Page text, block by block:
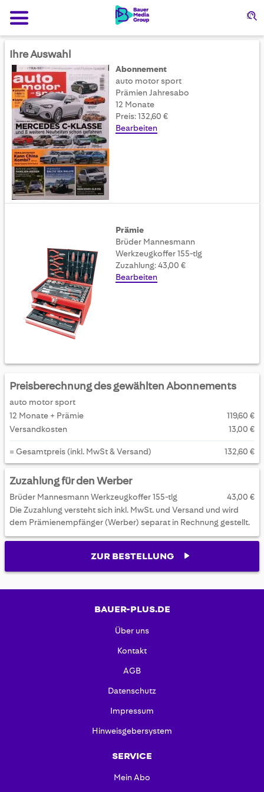
Ihre Auswahl
Abonnement
auto motor sport
Prämien Jahresabo
12 Monate
Preis: 132,60 €
Bearbeiten
Prämie
Brüder Mannesmann
Werkzeugkoffer 155-tlg
Zuzahlung: 43,00 €
Bearbeiten
Preisberechnung des gewählten Abonnements
auto motor sport
12 Monate + Prämie
119,60 €
Versandkosten
13,00 €
= Gesamtpreis (inkl. MwSt & Versand) 132,60 €
Zuzahlung für den Werber
Brüder Mannesmann Werkzeugkoffer 155-tlg
43,00 €
Die Zuzahlung versteht sich inkl. MwSt. und Versand und wird
dem Prämienempfänger (Werber) separat in Rechnung gestellt.
ZUR BESTELLUNG
BAUER-PLUS.DE
Über uns
Kontakt
AGB
Datenschutz
Impressum
Hinweisgebersystem
SERVICE
Mein Abo